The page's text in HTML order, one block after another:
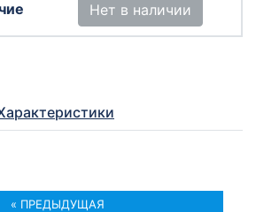
Нет в наличии
« ПРЕДЫДУЩАЯ